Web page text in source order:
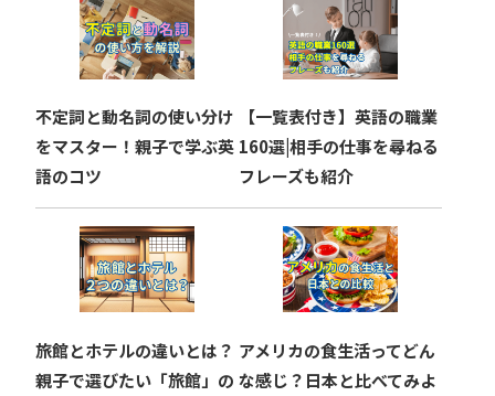
ョ
ン
不定詞と動名詞の使い分け
をマスター！親子で学ぶ英
語のコツ
【一覧表付き】英語の職業
160選|相手の仕事を尋ねる
フレーズも紹介
旅館とホテルの違いとは？
親子で選びたい「旅館」の
アメリカの食生活ってどん
な感じ？日本と比べてみよ